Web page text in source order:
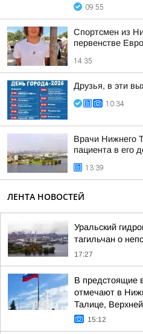
09:55
Спортсмен из
первенстве
14:35
Друзья, в эти
10:34
Врачи Нижнего
пациента в его
13:39
ЛЕНТА НОВОСТЕЙ
Уральский
тагильчан о
17:27
В предстоящие
отмечают в
Талице,
15:12